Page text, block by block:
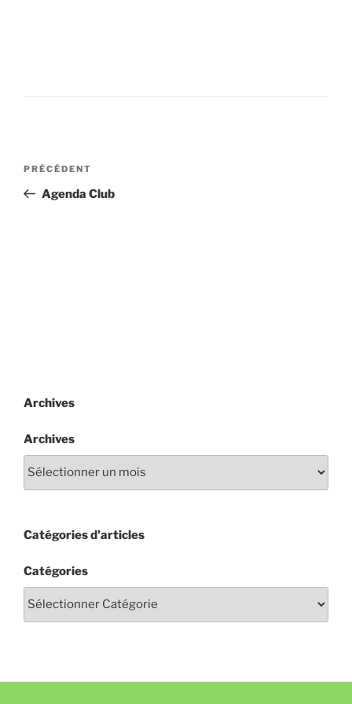
Navigation
l’article
Article
précédent
PRÉCÉDENT
Agenda Club
Archives
Archives
Catégories d'articles
Catégories